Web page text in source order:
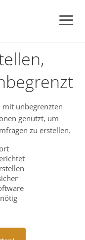
mit unbegrenzten
genutzt, um
zu erstellen.